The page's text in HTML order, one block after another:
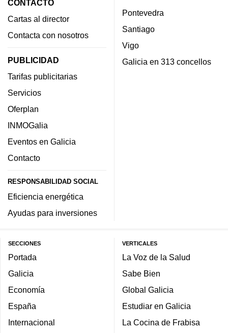
CONTACTO
Cartas al director
Contacta con nosotros
PUBLICIDAD
Tarifas publicitarias
Servicios
Oferplan
INMOGalia
Eventos en Galicia
Contacto
RESPONSABILIDAD SOCIAL
Eficiencia energética
Ayudas para inversiones
Pontevedra
Santiago
Vigo
Galicia en 313 concellos
SECCIONES
Portada
Galicia
Economía
España
Internacional
VERTICALES
La Voz de la Salud
Sabe Bien
Global Galicia
Estudiar en Galicia
La Cocina de Frabisa